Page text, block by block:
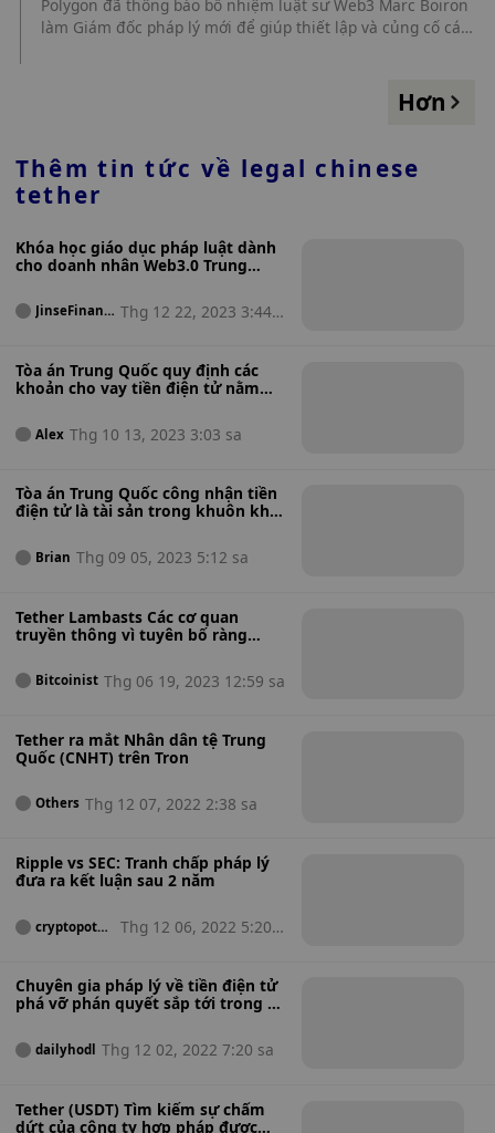
Polygon đã thông báo bổ nhiệm luật sư Web3 Marc Boiron
làm Giám đốc pháp lý mới để giúp thiết lập và củng cố các
Manatt, Phelps & Phillips và FisherBroyles, gần đây nhất là
Hơn
Thêm tin tức về legal chinese
tether
Khóa học giáo dục pháp luật dành
cho doanh nhân Web3.0 Trung
JinseFinanc
Thg 12 22, 2023 3:44 s
Tòa án Trung Quốc quy định các
khoản cho vay tiền điện tử nằm
Alex Thg 10 13, 2023 3:03 sa
Tòa án Trung Quốc công nhận tiền
điện tử là tài sản trong khuôn khổ
Brian Thg 09 05, 2023 5:12 sa
Tether Lambasts Các cơ quan
truyền thông vì tuyên bố ràng
sự thật
Bitcoinist Thg 06 19, 2023 12:59 sa
Tether ra mắt Nhân dân tệ Trung
Quốc (CNHT) trên Tron
Others Thg 12 07, 2022 2:38 sa
Ripple vs SEC: Tranh chấp pháp lý
đưa ra kết luận sau 2 năm
cryptopotat
Thg 12 06, 2022 5:20 s
Chuyên gia pháp lý về tiền điện tử
phá vỡ phán quyết sắp tới trong vụ
dailyhodl Thg 12 02, 2022 7:20 sa
Tether (USDT) Tìm kiếm sự chấm
dứt của công ty hợp pháp được